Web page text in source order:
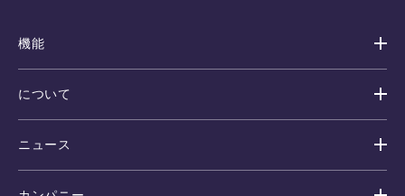
機能
について
ニュース